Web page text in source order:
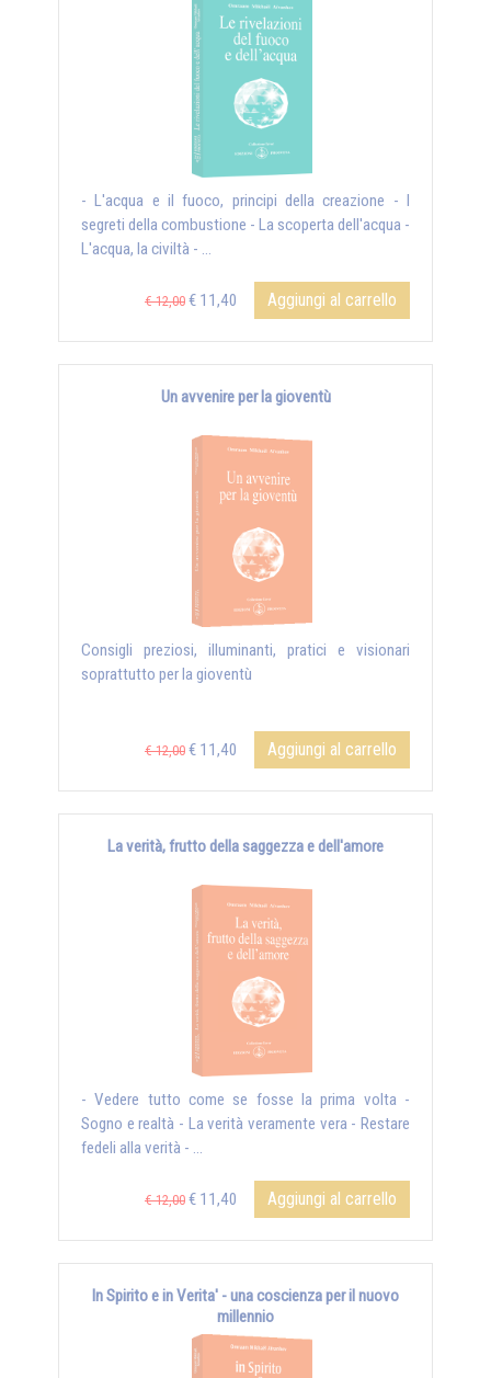
- L'acqua e il fuoco, principi della creazione - I
segreti della combustione - La scoperta dell'acqua -
L'acqua, la civiltà - ...
€ 12,00 € 11,40 Aggiungi al carrello
Un avvenire per la gioventù
Consigli preziosi, illuminanti, pratici e visionari
soprattutto per la gioventù
€ 12,00 € 11,40 Aggiungi al carrello
La verità, frutto della saggezza e dell'amore
- Vedere tutto come se fosse la prima volta -
Sogno e realtà - La verità veramente vera - Restare
fedeli alla verità - ...
€ 12,00 € 11,40 Aggiungi al carrello
In Spirito e in Verita' - una coscienza per il nuovo
millennio